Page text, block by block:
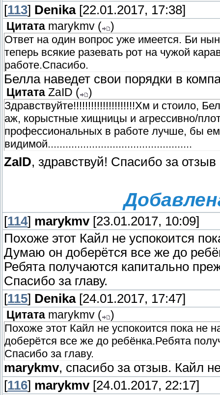
[113] Denika[22.01.2017, 17:38]
Цитата marykmv (
)
Ответ на один вопрос уже имеется. Би
теперь всякие разевать рот на чужой
работе.Спасибо.
Белла наведет свои порядки в
Цитата ZaID (
)
Здравствуйте!!!!!!!!!!!!!!!!!!!!!Хм и стоило,
аж, корыстные хищницы и агрессивно/
профессиональных в работе лучше, бы
видимой.................................................
ZaID, здравствуй! Спасибо за отзыв
[114] marykmv[23.01.2017, 10:09]
Похоже этот Кайл не успокоится
Думаю он доберётся все же до
Ребята получаются капитально
Спасибо за главу.
[115] Denika[24.01.2017, 17:47]
Цитата marykmv (
)
Похоже этот Кайл не успокоится пока не
доберётся все же до ребёнка.Ребята
Спасибо за главу.
marykmv, спасибо за отзыв. Кайл
[116] marykmv[24.01.2017, 22:17]